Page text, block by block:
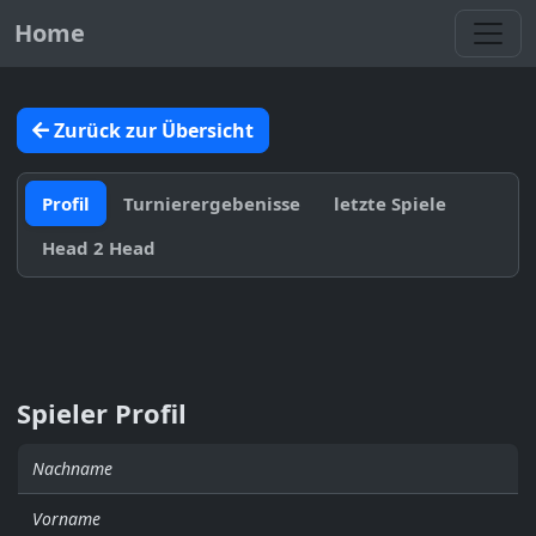
Home
Zurück zur Übersicht
Profil Turnierergebenisse
letzte Spiele
Head 2 Head
Spieler Profil
Nachname
Vorname